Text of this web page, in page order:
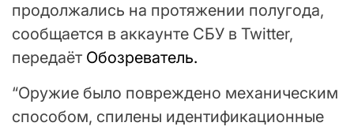
продолжались на протяжении полугода,
сообщается в аккаунте СБУ в Twitter,
передаёт Обозреватель.
“Оружие было повреждено механическим
способом, спилены идентификационные